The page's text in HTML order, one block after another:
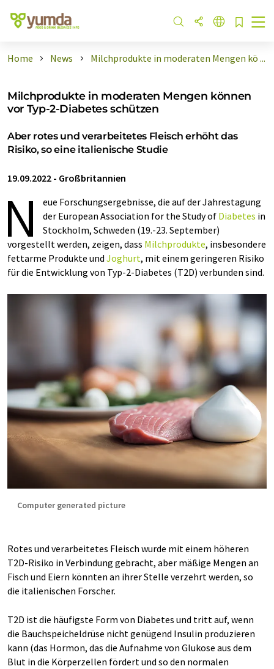
Home News Milchprodukte in moderaten Mengen kö ...
Milchprodukte in moderaten Mengen können
vor Typ-2-Diabetes schützen
Aber rotes und verarbeitetes Fleisch erhöht das
Risiko, so eine italienische Studie
19.09.2022 - Großbritannien
N
eue Forschungsergebnisse, die auf der Jahrestagung
der European Association for the Study of Diabetes in
Stockholm, Schweden (19.-23. September)
vorgestellt werden, zeigen, dass Milchprodukte, insbesondere
fettarme Produkte und Joghurt, mit einem geringeren Risiko
für die Entwicklung von Typ-2-Diabetes (T2D) verbunden sind.
Computer generated picture
Rotes und verarbeitetes Fleisch wurde mit einem höheren
T2D-Risiko in Verbindung gebracht, aber mäßige Mengen an
Fisch und Eiern könnten an ihrer Stelle verzehrt werden, so
die italienischen Forscher.
T2D ist die häufigste Form von Diabetes und tritt auf, wenn
die Bauchspeicheldrüse nicht genügend Insulin produzieren
kann (das Hormon, das die Aufnahme von Glukose aus dem
Blut in die Körperzellen fördert und so den normalen